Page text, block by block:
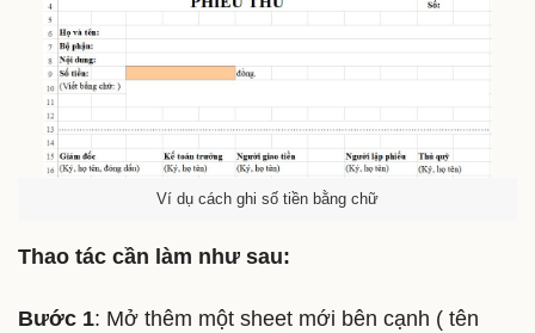
Ví dụ cách ghi số tiền bằng chữ
Thao tác cần làm như sau:
Bước 1: Mở thêm một sheet mới bên cạnh ( tên